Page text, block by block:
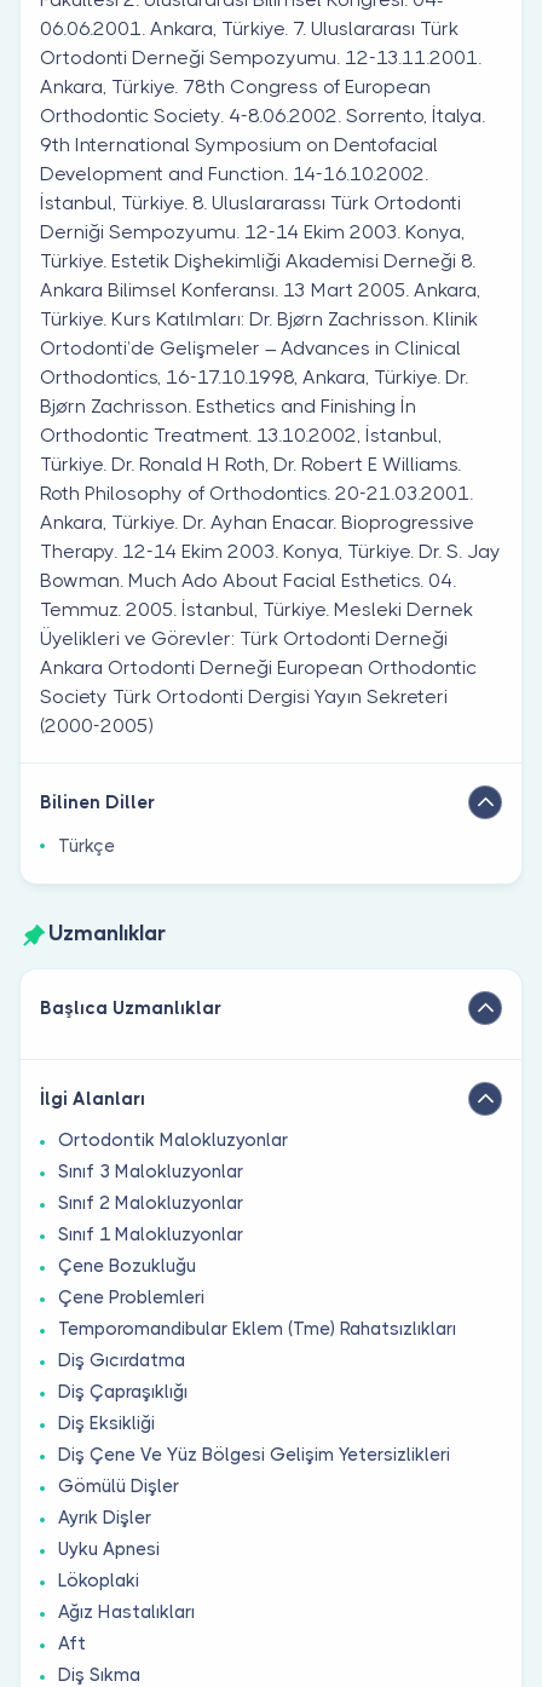
06.06.2001. Ankara, Türkiye. 7. Uluslararası Türk
Ortodonti Derneği Sempozyumu. 12-13.11.2001.
Ankara, Türkiye. 78th Congress of European
Orthodontic Society. 4-8.06.2002. Sorrento, İtalya.
9th International Symposium on Dentofacial
Development and Function. 14-16.10.2002.
İstanbul, Türkiye. 8. Uluslararassı Türk Ortodonti
Derniği Sempozyumu. 12-14 Ekim 2003. Konya,
Türkiye. Estetik Dişhekimliği Akademisi Derneği 8.
Ankara Bilimsel Konferansı. 13 Mart 2005. Ankara,
Türkiye. Kurs Katılmları: Dr. Bjørn Zachrisson. Klinik
Ortodonti’de Gelişmeler – Advances in Clinical
Orthodontics, 16-17.10.1998, Ankara, Türkiye. Dr.
Bjørn Zachrisson. Esthetics and Finishing İn
Orthodontic Treatment. 13.10.2002, İstanbul,
Türkiye. Dr. Ronald H Roth, Dr. Robert E Williams.
Roth Philosophy of Orthodontics. 20-21.03.2001.
Ankara, Türkiye. Dr. Ayhan Enacar. Bioprogressive
Therapy. 12-14 Ekim 2003. Konya, Türkiye. Dr. S. Jay
Bowman. Much Ado About Facial Esthetics. 04.
Temmuz. 2005. İstanbul, Türkiye. Mesleki Dernek
Üyelikleri ve Görevler: Türk Ortodonti Derneği
Ankara Ortodonti Derneği European Orthodontic
Society Türk Ortodonti Dergisi Yayın Sekreteri
(2000-2005)
Bilinen Diller
Türkçe
Uzmanlıklar
Başlıca Uzmanlıklar
İlgi Alanları
Ortodontik Malokluzyonlar
Sınıf 3 Malokluzyonlar
Sınıf 2 Malokluzyonlar
Sınıf 1 Malokluzyonlar
Çene Bozukluğu
Çene Problemleri
Temporomandibular Eklem (Tme) Rahatsızlıkları
Diş Gıcırdatma
Diş Çapraşıklığı
Diş Eksikliği
Diş Çene Ve Yüz Bölgesi Gelişim Yetersizlikleri
Gömülü Dişler
Ayrık Dişler
Uyku Apnesi
Lökoplaki
Ağız Hastalıkları
Aft
Diş Sıkma